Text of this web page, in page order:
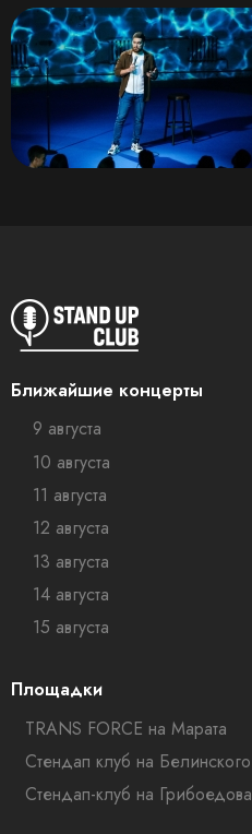
Ближайшие концерты
9 августа
10 августа
11 августа
12 августа
13 августа
14 августа
15 августа
Площадки
TRANS FORCE на Марата
Стендап клуб на Белинского
Стендап-клуб на Грибоедова